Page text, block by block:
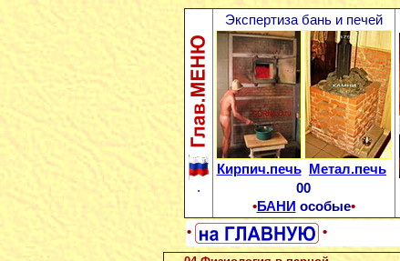
.
Экспертиза бань и печей
Кирпич.печь
Метал.печь
00
•БАНИ особые•
•
•